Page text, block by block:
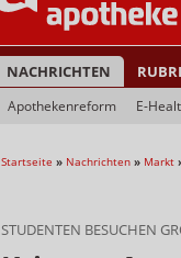
NACHRICHTEN
Apothekenreform E-
Startseite » Nachrichten » Markt
STUDENTEN BESUCHEN